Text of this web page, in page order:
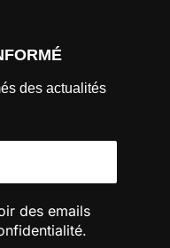
des actualités
des emails